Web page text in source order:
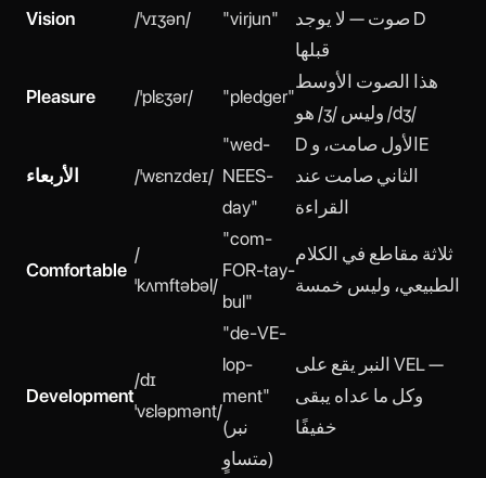
Vision /ˈvɪʒən/ "virjun"
صوت — لا يوجد D
قبلها
Pleasure /ˈplɛʒər/ "pledger"
هذا الصوت الأوسط
هو /ʒ/ وليس /dʒ/
الأربعاء /ˈwɛnzdeɪ/
"wed-
NEES-
day"
D الأول صامت، وE
الثاني صامت عند
القراءة
Comfortable
/
ˈkʌmftəbəl/
"com-
FOR-tay-
bul"
ثلاثة مقاطع في الكلام
الطبيعي، وليس خمسة
Development
/dɪ
ˈvɛləpmənt/
"de-VE-
lop-
ment"
(نبر
متساوٍ)
النبر يقع على VEL —
وكل ما عداه يبقى
خفيفًا